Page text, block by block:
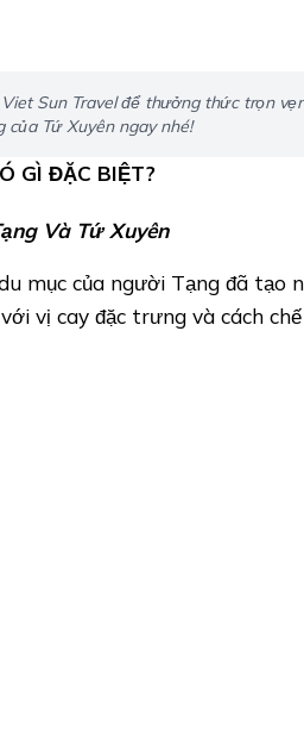
Sun Travel để thưởng thức trọn
của Tứ Xuyên ngay nhé!
GÌ ĐẶC BIỆT?
Và Tứ Xuyên
mục của người Tạng đã
vị cay đặc trưng và cách